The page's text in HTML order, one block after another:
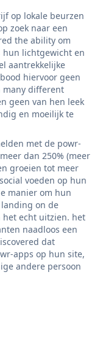
op lokale beurzen
zoek naar een
the ability om
hun lichtgewicht en
aantrekkelijke
hiervoor geen
many different
geen van hen leek
en moeilijk te
met de powr-
dan 250% (meer
groeien tot meer
voeden op hun
manier om hun
on de
echt uitzien. het
naadloos een
dat
apps op hun site,
andere persoon